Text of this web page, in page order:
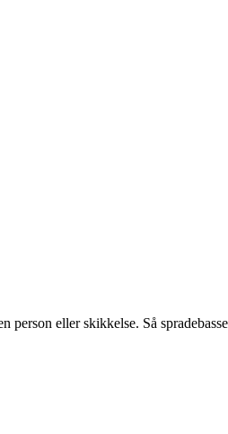
person eller skikkelse. Så spradebasse